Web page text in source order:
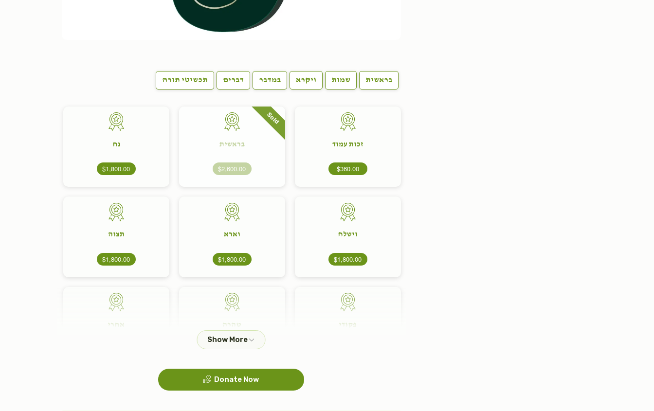
בראשית שמות ויקרא במדבר דברים תכשיטי תורה
זכות עמוד
$360.00
Sold
בראשית
$2,600.00
נח
$1,800.00
וישלח
$1,800.00
וארא
$1,800.00
תצוה
$1,800.00
פקודי טהרה
$1,800.00
אחרי
Donate Now